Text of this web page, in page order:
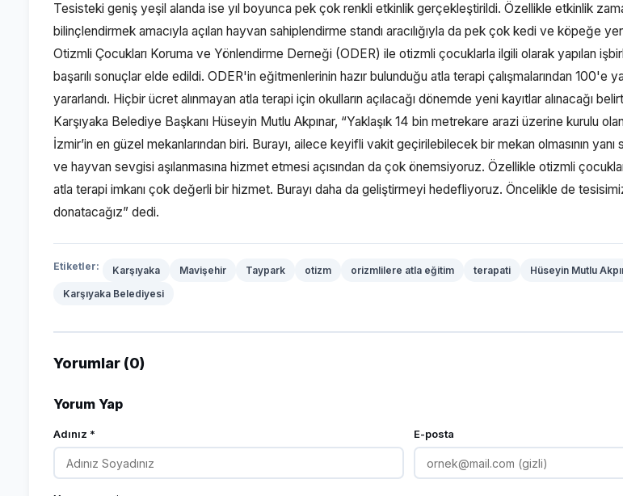
Tesisteki geniş yeşil alanda ise yıl boyunca pek çok renkli etkinlik gerçekleştirildi. Özellikle etkinlik
bilinçlendirmek amacıyla açılan hayvan sahiplendirme standı aracılığıyla da pek çok kedi ve köpeğe
Otizmli Çocukları Koruma ve Yönlendirme Derneği (ODER) ile otizmli çocuklarla ilgili olarak yapılan
başarılı sonuçlar elde edildi. ODER'in eğitmenlerinin hazır bulunduğu atla terapi çalışmalarından 100'e
yararlandı. Hiçbir ücret alınmayan atla terapi için okulların açılacağı dönemde yeni kayıtlar alınacağı
Karşıyaka Belediye Başkanı Hüseyin Mutlu Akpınar, “Yaklaşık 14 bin metrekare arazi üzerine kurulu
İzmir’in en güzel mekanlarından biri. Burayı, ailece keyifli vakit geçirilebilecek bir mekan olmasının yanı
ve hayvan sevgisi aşılanmasına hizmet etmesi açısından da çok önemsiyoruz. Özellikle otizmli
atla terapi imkanı çok değerli bir hizmet. Burayı daha da geliştirmeyi hedefliyoruz. Öncelikle de
donatacağız” dedi.
Etiketler: Karşıyaka Mavişehir Taypark otizm orizmlilere atla eğitim terapati
Hüseyin Mutlu
Karşıyaka Belediyesi
Yorumlar (0)
Yorum Yap
Adınız * E-posta